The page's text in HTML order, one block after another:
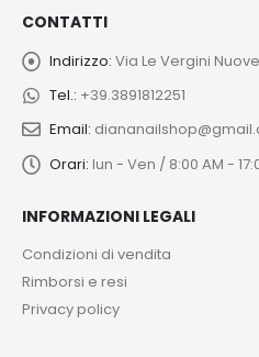
CONTATTI
Indirizzo: Via Le Vergini
Tel.: +39.3891812251
Email:
Orari: lun - Ven / 8:00 AM -
INFORMAZIONI LEGALI
Condizioni di vendita
Rimborsi e resi
Privacy policy